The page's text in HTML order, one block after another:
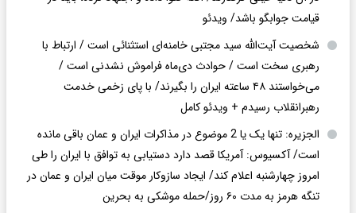
قیامت جوابگو باشد/ ویدئو
شخصیت آیت‌الله سید مجتبی خامنه‌ای استثنائی است / ارتباط با
رهبری سخت است / حوادث دی‌ماه فراموش نشدنی است /
می‌خواستند ۴۸ ساعته ایران را بگیرند/ با پای زخمی خدمت
رهبرانقلاب رسیدم + ویدئو کامل
الجزیره: تنها یک یا 2 موضوع در مذاکرات ایران و عمان باقی مانده
است/ آکسیوس: آمریکا قصد دارد دستیابی به توافق با ایران را طی
امروز چهارشنبه اعلام کند/ ایجاد سازوکار موقت میان ایران و عمان در
تنگه هرمز به مدت ۶۰ روز/حمله موشکی به بحرین